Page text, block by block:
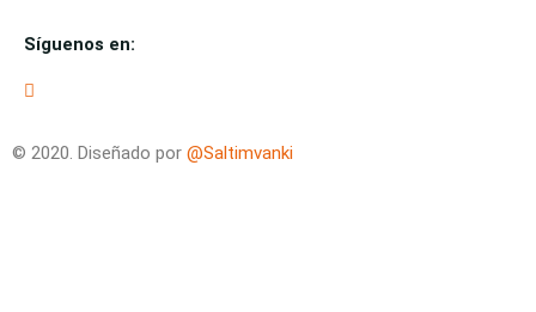
© 2020. Diseñado por @Saltimvanki
Síguenos en: